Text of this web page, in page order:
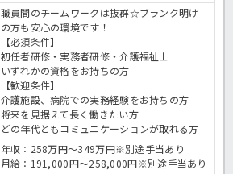
職員間のチームワークは抜群☆ブランク明け
の方も安心の環境です！
【必須条件】
初任者研修・実務者研修・介護福祉士
いずれかの資格をお持ちの方
【歓迎条件】
介護施設、病院での実務経験をお持ちの方
将来を見据えて長く働きたい方
どの年代ともコミュニケーションが取れる方
年収：258万円～349万円※別途手当あり
月給：191,000円～258,000円※別途手当あり